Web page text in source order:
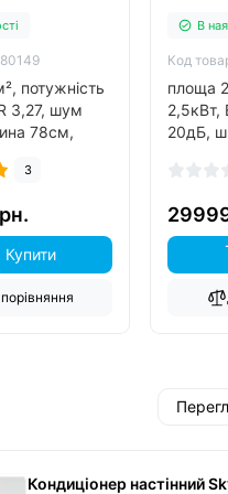
потужність
3,27, шум
78см,
так,
3
Купити
В
Код
площа
2,5кВт,
20дБ,
Кондиціонер настінний